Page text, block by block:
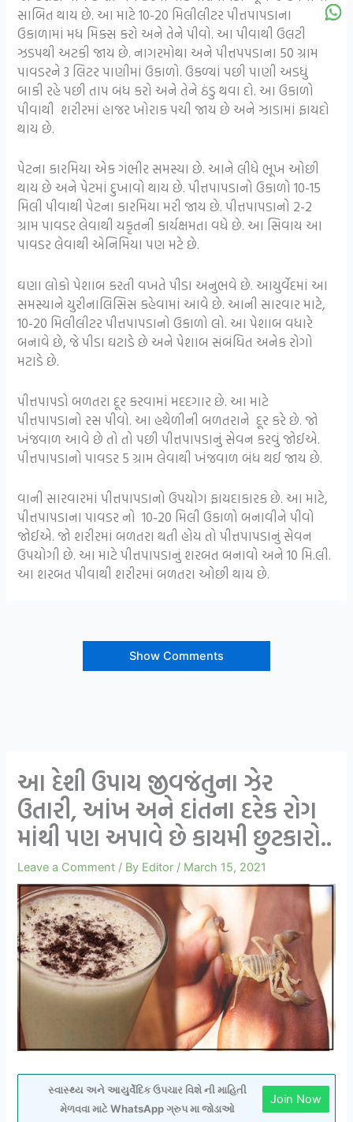
સાબિત થાય છે. આ માટે 10-20 મિલીલીટર પીત્તપાપડાના
ઉકાળામાં મધ મિક્સ કરો અને તેને પીવો. આ પીવાથી ઉલટી
ઝડપથી અટકી જાય છે. નાગરમોથા અને પીત્તપપડાના 50 ગ્રામ
પાવડરને 3 લિટર પાણીમાં ઉકાળો. ઉકળ્યાં પછી પાણી અડધું
બાકી રહે પછી તાપ બંધ કરો અને તેને ઠંડુ થવા દો. આ ઉકાળો
પીવાથી શરીરમાં હાજર ખોરાક પચી જાય છે અને ઝાડામાં ફાયદો
થાય છે.
પેટના કારમિયા એક ગંભીર સમસ્યા છે. આને લીધે ભૂખ ઓછી
થાય છે અને પેટમાં દુખાવો થાય છે. પીત્તપાપડાનો ઉકાળો 10-15
મિલી પીવાથી પેટના કારમિયા મરી જાય છે. પીત્તપાપડાનો 2-2
ગ્રામ પાવડર લેવાથી યકૃતની કાર્યક્ષમતા વધે છે. આ સિવાય આ
પાવડર લેવાથી એનિમિયા પણ મટે છે.
ઘણા લોકો પેશાબ કરતી વખતે પીડા અનુભવે છે. આયુર્વેદમાં આ
સમસ્યાને યુરીનાલિસિસ કહેવામાં આવે છે. આની સારવાર માટે,
10-20 મિલીલીટર પીત્તપાપડાનો ઉકાળો લો. આ પેશાબ વધારે
બનાવે છે, જે પીડા ઘટાડે છે અને પેશાબ સંબંધિત અનેક રોગો
મટાડે છે.
પીત્તપાપડો બળતરા દૂર કરવામાં મદદગાર છે. આ માટે
પીત્તપાપડાનો રસ પીવો. આ હથેળીની બળતરાને દૂર કરે છે. જો
ખંજવાળ આવે છે તો તો પછી પીત્તપાપડાનું સેવન કરવું જોઈએ.
પીત્તપાપડાનો પાવડર 5 ગ્રામ લેવાથી ખંજવાળ બંધ થઈ જાય છે.
વાની સારવારમાં પીત્તપાપડાનો ઉપયોગ ફાયદાકારક છે. આ માટે,
પીત્તપાપડાના પાવડર નો 10-20 મિલી ઉકાળો બનાવીને પીવો
જોઈએ. જો શરીરમાં બળતરા થતી હોય તો પીત્તપાપડાનું સેવન
ઉપયોગી છે. આ માટે પીત્તપાપડાનું શરબત બનાવો અને 10 મિ.લી.
આ શરબત પીવાથી શરીરમાં બળતરા ઓછી થાય છે.
Show Comments
આ દેશી ઉપાય જીવજંતુના ઝેર
ઉતારી, આંખ અને દાંતના દરેક રોગ
માંથી પણ અપાવે છે કાયમી છુટકારો..
Leave a Comment / By Editor / March 15, 2021
સ્વાસ્થ્ય અને આયુર્વેદિક ઉપચાર વિશે ની માહિતી
મેળવવા માટે WhatsApp ગ્રુપ મા જોડાઓ
Join Now